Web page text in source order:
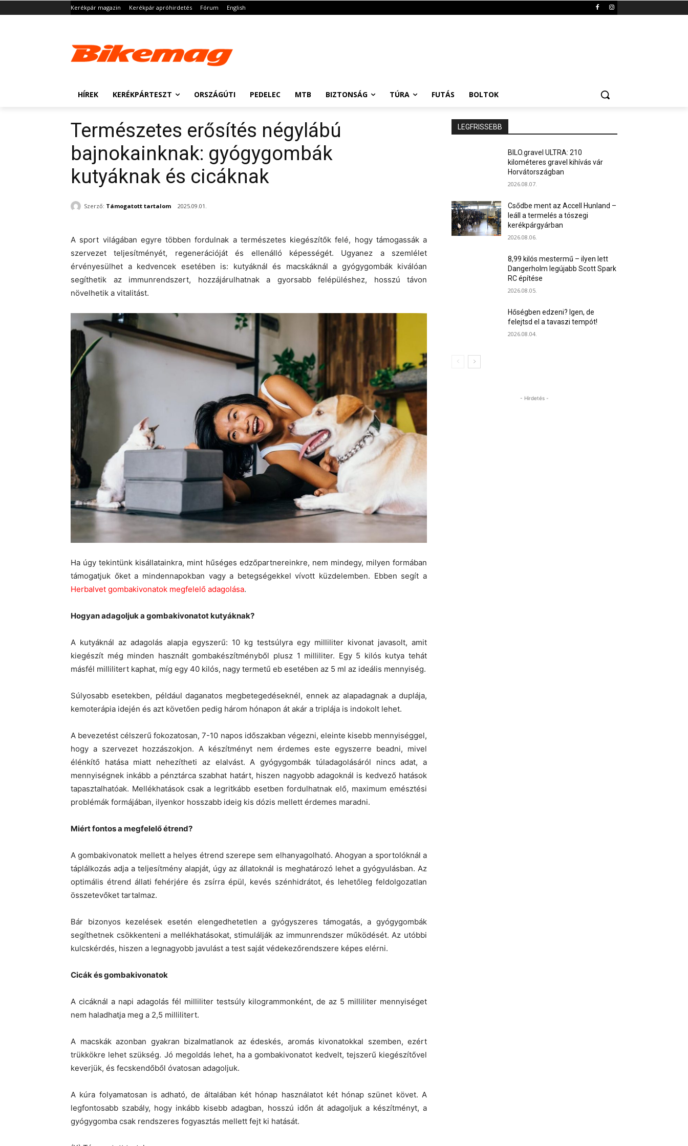
Kerékpár magazin Kerékpár apróhirdetés Fórum English
HÍREK KERÉKPÁRTESZT ORSZÁGÚTI PEDELEC MTB BIZTONSÁG TÚRA FUTÁS BOLTOK
Természetes erősítés négylábú
bajnokainknak: gyógygombák
kutyáknak és cicáknak
Szerző: Támogatott tartalom 2025.09.01.
A sport világában egyre többen fordulnak a természetes kiegészítők felé, hogy támogassák a
szervezet teljesítményét, regenerációját és ellenálló képességét. Ugyanez a szemlélet
érvényesülhet a kedvencek esetében is: kutyáknál és macskáknál a gyógygombák kiválóan
segíthetik az immunrendszert, hozzájárulhatnak a gyorsabb felépüléshez, hosszú távon
növelhetik a vitalitást.
Ha úgy tekintünk kisállatainkra, mint hűséges edzőpartnereinkre, nem mindegy, milyen formában
támogatjuk őket a mindennapokban vagy a betegségekkel vívott küzdelemben. Ebben segít a
Herbalvet gombakivonatok megfelelő adagolása.
Hogyan adagoljuk a gombakivonatot kutyáknak?
A kutyáknál az adagolás alapja egyszerű: 10 kg testsúlyra egy milliliter kivonat javasolt, amit
kiegészít még minden használt gombakészítményből plusz 1 milliliter. Egy 5 kilós kutya tehát
másfél millilitert kaphat, míg egy 40 kilós, nagy termetű eb esetében az 5 ml az ideális mennyiség.
Súlyosabb esetekben, például daganatos megbetegedéseknél, ennek az alapadagnak a duplája,
kemoterápia idején és azt követően pedig három hónapon át akár a triplája is indokolt lehet.
A bevezetést célszerű fokozatosan, 7-10 napos időszakban végezni, eleinte kisebb mennyiséggel,
hogy a szervezet hozzászokjon. A készítményt nem érdemes este egyszerre beadni, mivel
élénkítő hatása miatt nehezítheti az elalvást. A gyógygombák túladagolásáról nincs adat, a
mennyiségnek inkább a pénztárca szabhat határt, hiszen nagyobb adagoknál is kedvező hatások
tapasztalhatóak. Mellékhatások csak a legritkább esetben fordulhatnak elő, maximum emésztési
problémák formájában, ilyenkor hosszabb ideig kis dózis mellett érdemes maradni.
Miért fontos a megfelelő étrend?
A gombakivonatok mellett a helyes étrend szerepe sem elhanyagolható. Ahogyan a sportolóknál a
táplálkozás adja a teljesítmény alapját, úgy az állatoknál is meghatározó lehet a gyógyulásban. Az
optimális étrend állati fehérjére és zsírra épül, kevés szénhidrátot, és lehetőleg feldolgozatlan
összetevőket tartalmaz.
Bár bizonyos kezelések esetén elengedhetetlen a gyógyszeres támogatás, a gyógygombák
segíthetnek csökkenteni a mellékhatásokat, stimulálják az immunrendszer működését. Az utóbbi
kulcskérdés, hiszen a legnagyobb javulást a test saját védekezőrendszere képes elérni.
Cicák és gombakivonatok
A cicáknál a napi adagolás fél milliliter testsúly kilogrammonként, de az 5 milliliter mennyiséget
nem haladhatja meg a 2,5 millilitert.
A macskák azonban gyakran bizalmatlanok az édeskés, aromás kivonatokkal szemben, ezért
trükkökre lehet szükség. Jó megoldás lehet, ha a gombakivonatot kedvelt, tejszerű kiegészítővel
keverjük, és fecskendőből óvatosan adagoljuk.
A kúra folyamatosan is adható, de általában két hónap használatot két hónap szünet követ. A
legfontosabb szabály, hogy inkább kisebb adagban, hosszú időn át adagoljuk a készítményt, a
gyógygomba csak rendszeres fogyasztás mellett fejt ki hatását.
LEGFRISSEBB
BILO.gravel ULTRA: 210
kilométeres gravel kihívás vár
Horvátországban
2026.08.07.
Csődbe ment az Accell Hunland –
leáll a termelés a tószegi
kerékpárgyárban
2026.08.06.
8,99 kilós mestermű – ilyen lett
Dangerholm legújabb Scott Spark
RC építése
2026.08.05.
Hőségben edzeni? Igen, de
felejtsd el a tavaszi tempót!
2026.08.04.
- Hirdetés -